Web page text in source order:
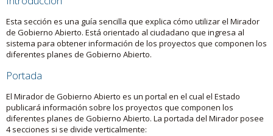
Esta sección es una guía sencilla que explica cómo utilizar el Mirador
de Gobierno Abierto. Está orientado al ciudadano que ingresa al
sistema para obtener información de los proyectos que componen los
diferentes planes de Gobierno Abierto.
Portada
El Mirador de Gobierno Abierto es un portal en el cual el Estado
publicará información sobre los proyectos que componen los
diferentes planes de Gobierno Abierto. La portada del Mirador posee
4 secciones si se divide verticalmente: